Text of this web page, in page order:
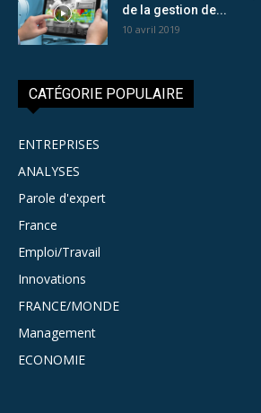
de la gestion de...
10 avril 2019
CATÉGORIE POPULAIRE
ENTREPRISES
ANALYSES
Parole d'expert
France
Emploi/Travail
Innovations
FRANCE/MONDE
Management
ECONOMIE